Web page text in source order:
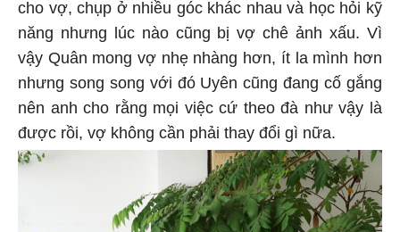
cho vợ, chụp ở nhiều góc khác nhau và học hỏi kỹ
năng nhưng lúc nào cũng bị vợ chê ảnh xấu. Vì
vậy Quân mong vợ nhẹ nhàng hơn, ít la mình hơn
nhưng song song với đó Uyên cũng đang cố gắng
nên anh cho rằng mọi việc cứ theo đà như vậy là
được rồi, vợ không cần phải thay đổi gì nữa.